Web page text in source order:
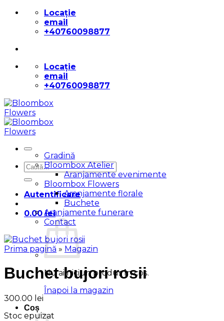
Skip
content
Locație
email
+40760098877
Locație
email
+40760098877
Caută
după:
Autentificare
0.00lei
Nu ai niciun produs în coș.
Înapoi la magazin
Coș
Gradină
Bloombox Atelier
Aranjamente evenimente
Bloombox Flowers
Aranjamente florale
Buchete
Aranjamente funerare
Contact
Prima pagină » Magazin
Buchet bujori rosii
300.00 lei
Stoc epuizat